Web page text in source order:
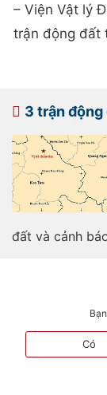
– Viện Vật lý
trận động đất
3 trận động
đất và cảnh
Có